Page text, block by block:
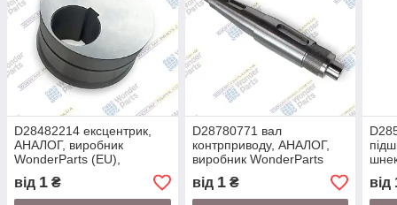
D28482214 ексцентрик,
АНАЛОГ, виробник
WonderParts (EU),
комбайн Massey Ferguson
від 1 ₴
D28780771 вал
контрприводу, АНАЛОГ,
виробник WonderParts
(EU), комбайн Massey
Ferguson
від 1₴ від